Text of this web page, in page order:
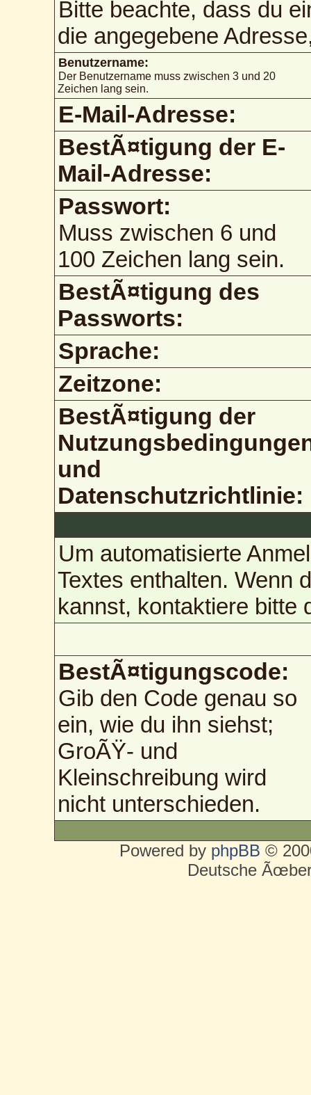
Bitte beachte, dass du
die angegebene
Benutzername:
Der Benutzername muss zwischen 3 und 20
Zeichen lang sein.
E-Mail-Adresse:
BestÃ¤tigung der E-
Mail-Adresse:
Passwort:
Muss zwischen 6 und
100 Zeichen lang sein.
BestÃ¤tigung des
Passworts:
Sprache:
Zeitzone:
BestÃ¤tigung der
und
Datenschutzrichtlinie:
Um automatisierte
Textes enthalten. Wenn
kannst, kontaktiere bitte
BestÃ¤tigungscode:
Gib den Code genau so
ein, wie du ihn siehst;
GroÃŸ- und
Kleinschreibung wird
nicht unterschieden.
Powered by phpBB ©
Deutsche